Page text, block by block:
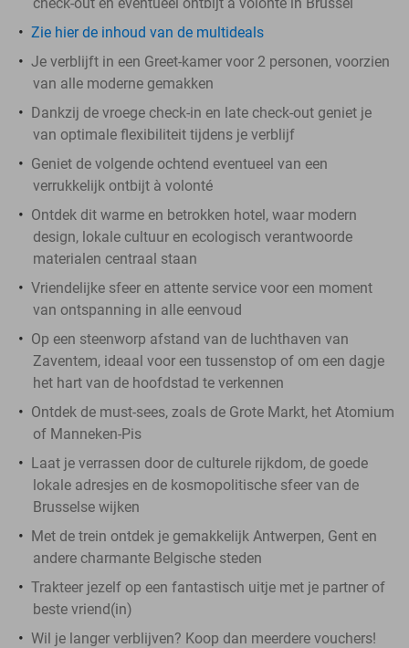
Zie hier de inhoud van de multideals
Je verblijft in een Greet-kamer voor 2 personen, voorzien
van alle moderne gemakken
Dankzij de vroege check-in en late check-out geniet je
van optimale flexibiliteit tijdens je verblijf
Geniet de volgende ochtend eventueel van een
verrukkelijk ontbijt à volonté
Ontdek dit warme en betrokken hotel, waar modern
design, lokale cultuur en ecologisch verantwoorde
materialen centraal staan
Vriendelijke sfeer en attente service voor een moment
van ontspanning in alle eenvoud
Op een steenworp afstand van de luchthaven van
Zaventem, ideaal voor een tussenstop of om een dagje
het hart van de hoofdstad te verkennen
Ontdek de must-sees, zoals de Grote Markt, het Atomium
of Manneken-Pis
Laat je verrassen door de culturele rijkdom, de goede
lokale adresjes en de kosmopolitische sfeer van de
Brusselse wijken
Met de trein ontdek je gemakkelijk Antwerpen, Gent en
andere charmante Belgische steden
Trakteer jezelf op een fantastisch uitje met je partner of
beste vriend(in)
Wil je langer verblijven? Koop dan meerdere vouchers!